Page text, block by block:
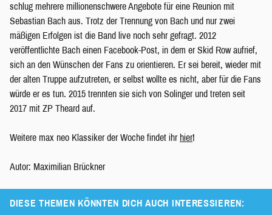
schlug mehrere millionenschwere Angebote für eine Reunion mit
Sebastian Bach aus. Trotz der Trennung von Bach und nur zwei
mäßigen Erfolgen ist die Band live noch sehr gefragt. 2012
veröffentlichte Bach einen Facebook-Post, in dem er Skid Row aufrief,
sich an den Wünschen der Fans zu orientieren. Er sei bereit, wieder mit
der alten Truppe aufzutreten, er selbst wollte es nicht, aber für die Fans
würde er es tun. 2015 trennten sie sich von Solinger und treten seit
2017 mit ZP Theard auf.
Weitere max neo Klassiker der Woche findet ihr hier!
Autor: Maximilian Brückner
DIESE THEMEN KÖNNTEN DICH AUCH INTERESSIEREN: